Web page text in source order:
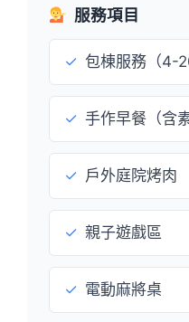
服務項目
✓ 包棟服務（4-
✓ 手作早餐（含
✓ 戶外庭院烤肉
✓ 親子遊戲區
✓ 電動麻將桌